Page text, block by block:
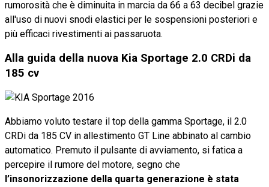
rumorosità che è diminuita in marcia da 66 a 63 decibel grazie
all'uso di nuovi snodi elastici per le sospensioni posteriori e
più efficaci rivestimenti ai passaruota.
Alla guida della nuova Kia Sportage 2.0 CRDi da
185 cv
Abbiamo voluto testare il top della gamma Sportage, il 2.0
CRDi da 185 CV in allestimento GT Line abbinato al cambio
automatico. Premuto il pulsante di avviamento, si fatica a
percepire il rumore del motore, segno che
l’insonorizzazione della quarta generazione è stata